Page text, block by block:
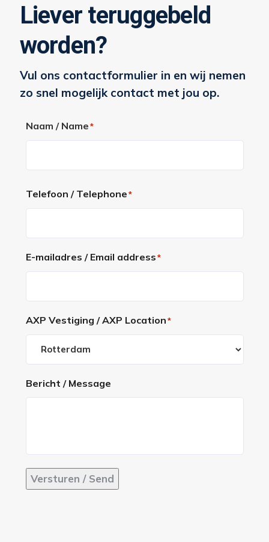
Liever teruggebeld
worden?
Vul ons contactformulier in en wij nemen
zo snel mogelijk contact met jou op.
Naam / Name*
Telefoon / Telephone*
E-mailadres / Email address*
AXP Vestiging / AXP Location*
Bericht / Message
Versturen / Send